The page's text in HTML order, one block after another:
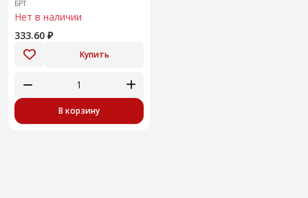
ЗМЗ-402-406
БРТ
Нет в наличии
333.60 ₽
Купить
В корзину